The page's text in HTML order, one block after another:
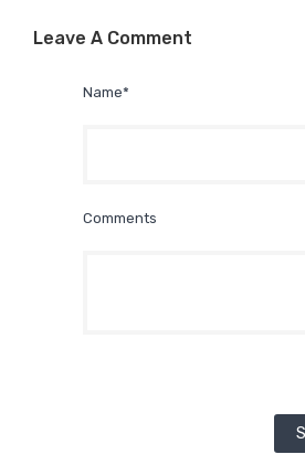
Leave A Comment
Name*
Comments